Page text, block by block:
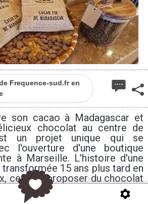
Frequence-sud.fr en
son cacao à Madagascar et
chocolat au centre de
un projet unique qui se
l'ouverture d'une boutique
à Marseille. L'histoire d'une
15 ans plus tard en
celui de proposer du chocolat
c'est à dire de la plante à la